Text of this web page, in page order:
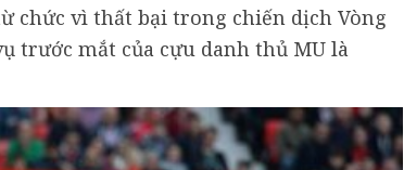
chức vì thất bại trong chiến dịch Vòng
trước mắt của cựu danh thủ MU là